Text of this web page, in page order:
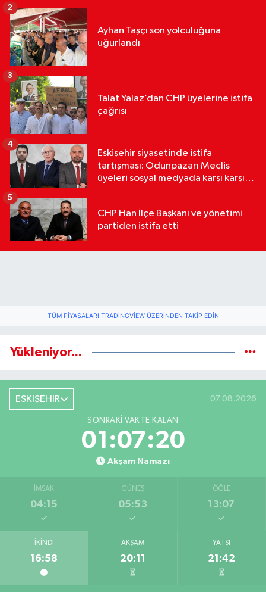
Ayhan Taşçı son yolculuğuna
uğurlandı
2
Talat Yalaz’dan CHP üyelerine istifa
çağrısı
3
Eskişehir siyasetinde istifa
tartışması: Odunpazarı Meclis
üyeleri sosyal medyada karşı karşıya
4
CHP Han İlçe Başkanı ve yönetimi
partiden istifa etti
5
TÜM PIYASALARI TRADINGVIEW ÜZERINDEN TAKIP EDIN
Yükleniyor...
ESKİŞEHİR 07.08.2026
SONRAKI VAKTE KALAN
01:07:19
Akşam Namazı
İMSAK
04:15
GÜNEŞ
05:53
ÖĞLE
13:07
İKINDI
16:58
AKŞAM
20:11
YATSI
21:42